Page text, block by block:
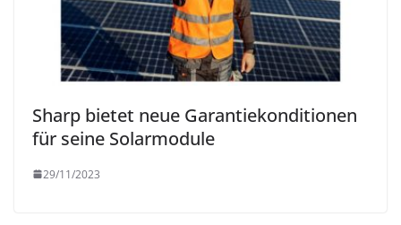
Sharp bietet neue Garantiekonditionen
für seine Solarmodule
29/11/2023